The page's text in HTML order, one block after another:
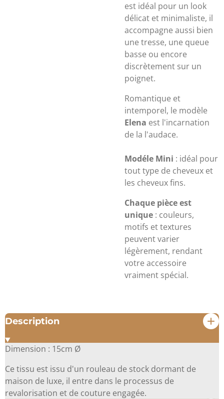
est idéal pour un look
délicat et minimaliste, il
accompagne aussi bien
une tresse, une queue
basse ou encore
discrètement sur un
poignet.
Romantique et
intemporel, le modèle
Elena est l'incarnation
de la l'audace.
Modéle Mini : idéal pour
tout type de cheveux et
les cheveux fins.
Chaque pièce est
unique : couleurs,
motifs et textures
peuvent varier
légèrement, rendant
votre accessoire
vraiment spécial.
Description
Dimension : 15cm Ø
Ce tissu est issu d'un rouleau de stock dormant de
maison de luxe, il entre dans le processus de
revalorisation et de couture engagée.